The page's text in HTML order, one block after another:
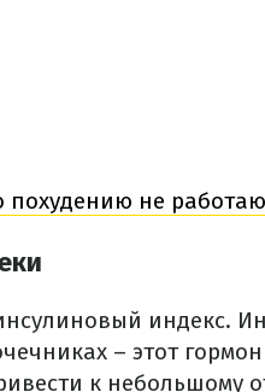
не
индекс.
– этот
к небольшому